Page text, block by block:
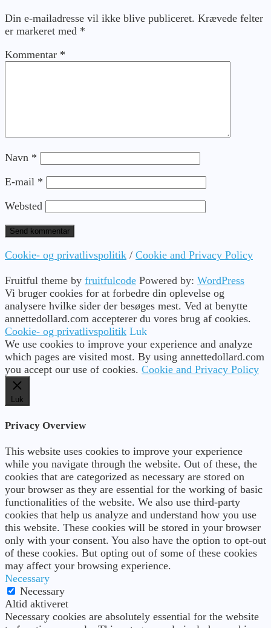
Din e-mailadresse vil ikke blive publiceret. Krævede felter
er markeret med *
Kommentar *
Navn *
E-mail *
Websted
Cookie- og privatlivspolitik / Cookie and Privacy Policy
Fruitful theme by fruitfulcode Powered by: WordPress
Vi bruger cookies for at forbedre din oplevelse og
analysere hvilke sider der besøges mest. Ved at benytte
annettedollard.com accepterer du vores brug af cookies.
Cookie- og privatlivspolitik Luk
We use cookies to improve your experience and analyze
which pages are visited most. By using annettedollard.com
you accept our use of cookies. Cookie and Privacy Policy
Luk
Privacy Overview
This website uses cookies to improve your experience
while you navigate through the website. Out of these, the
cookies that are categorized as necessary are stored on
your browser as they are essential for the working of basic
functionalities of the website. We also use third-party
cookies that help us analyze and understand how you use
this website. These cookies will be stored in your browser
only with your consent. You also have the option to opt-out
of these cookies. But opting out of some of these cookies
may affect your browsing experience.
Necessary
Necessary
Altid aktiveret
Necessary cookies are absolutely essential for the website